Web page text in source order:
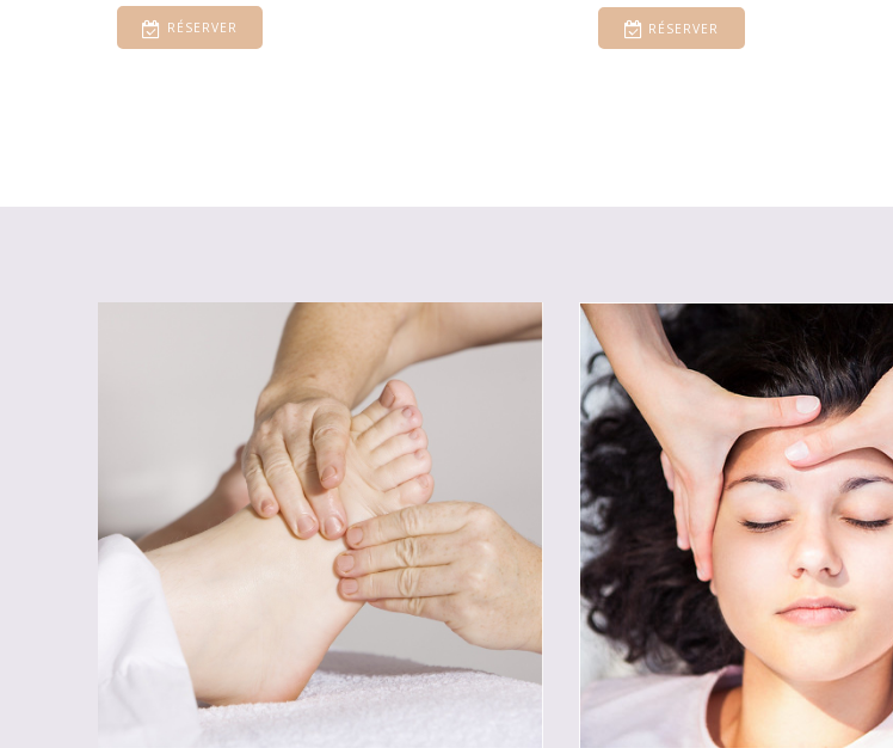
RÉSERVER RÉSERVER